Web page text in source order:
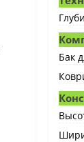
Бак